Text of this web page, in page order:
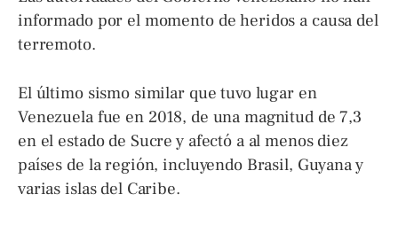
informado por el momento de heridos a causa del
terremoto.
El último sismo similar que tuvo lugar en
Venezuela fue en 2018, de una magnitud de 7,3
en el estado de Sucre y afectó a al menos diez
países de la región, incluyendo Brasil, Guyana y
varias islas del Caribe.